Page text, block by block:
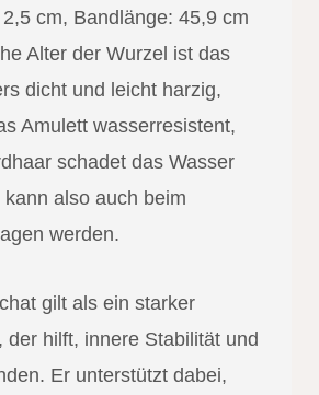
cm, Bandlänge: 45,9 cm
Alter der Wurzel ist das
dicht und leicht harzig,
Amulett wasserresistent,
schadet das Wasser
also auch beim
werden.
gilt als ein starker
der hilft, innere Stabilität und
Er unterstützt dabei,